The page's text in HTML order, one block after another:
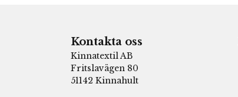
Kontakta oss
Kinnatextil AB
Fritslavägen 80
51142 Kinnahult